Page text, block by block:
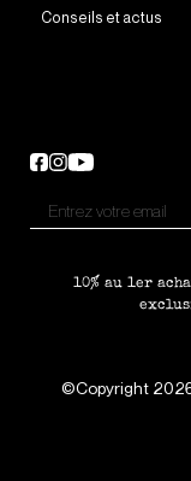
Conseils et actus
10% au 1er
©Copyright